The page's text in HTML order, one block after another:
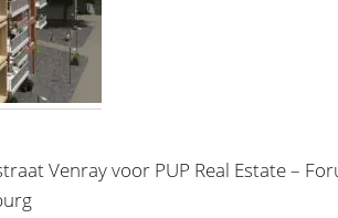
Venray voor PUP Real Estate –